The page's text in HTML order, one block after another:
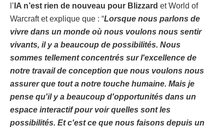
l’ IA n’est rien de nouveau pour Blizzard et World of
Warcraft et explique que : “Lorsque nous parlons de
vivre dans un monde où nous voulons nous sentir
vivants, il y a beaucoup de possibilités. Nous
sommes tellement concentrés sur l'excellence de
notre travail de conception que nous voulons nous
assurer que tout a notre touche humaine. Mais je
pense qu'il y a beaucoup d'opportunités dans un
espace interactif pour voir quelles sont les
possibilités. Et c'est ce que nous faisons depuis un